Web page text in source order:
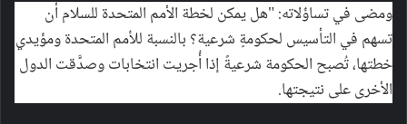
ومضى في تساؤلاته: "هل يمكن لخطة الأمم المتحدة للسلام أن
تسهم في التأسيس لحكومةٍ شرعية؟ بالنسبة للأمم المتحدة ومؤيدي
خطتها، تُصبح الحكومة شرعيةً إذا أُجريت انتخابات وصدَّقت الدول
الأخرى على نتيجتها.